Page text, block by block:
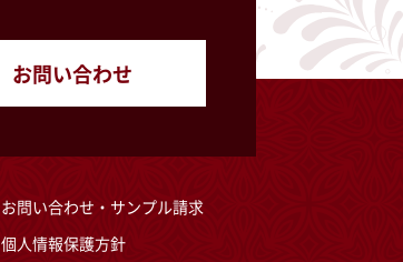
お問い合わせ
お問い合わせ・サンプル請求
個人情報保護方針